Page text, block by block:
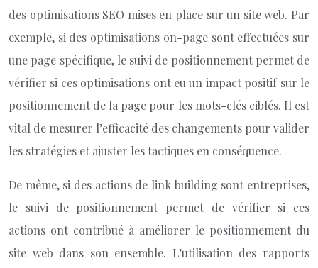
des optimisations SEO mises en place sur un site web. Par
exemple, si des optimisations on-page sont effectuées sur
une page spécifique, le suivi de positionnement permet de
vérifier si ces optimisations ont eu un impact positif sur le
positionnement de la page pour les mots-clés ciblés. Il est
vital de mesurer l’efficacité des changements pour valider
les stratégies et ajuster les tactiques en conséquence.
De même, si des actions de link building sont entreprises,
le suivi de positionnement permet de vérifier si ces
actions ont contribué à améliorer le positionnement du
site web dans son ensemble. L’utilisation des rapports